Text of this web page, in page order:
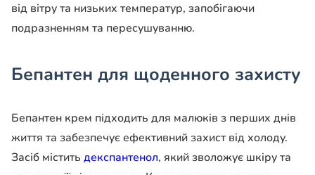
від вітру та низьких температур, запобігаючи
подразненням та пересушуванню.
Бепантен для щоденного захисту
Бепантен крем підходить для малюків з перших днів
життя та забезпечує ефективний захист від холоду.
Засіб містить декспантенол, який зволожує шкіру та